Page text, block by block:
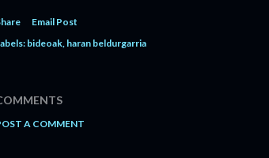
Email Post
bideoak haran beldurgarria
A COMMENT